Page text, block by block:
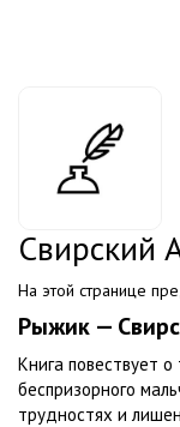
Свирский
На этой странице
Рыжик —
Книга повествует
беспризорного
трудностях и